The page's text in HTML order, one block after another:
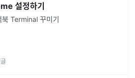
설정하기
Terminal 꾸미기